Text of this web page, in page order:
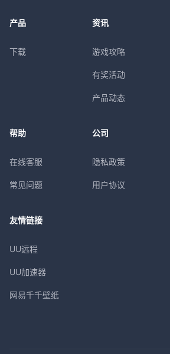
产品
下载
资讯
游戏攻略
有奖活动
产品动态
帮助
在线客服
常见问题
公司
隐私政策
用户协议
友情链接
UU远程
UU加速器
网易千千壁纸